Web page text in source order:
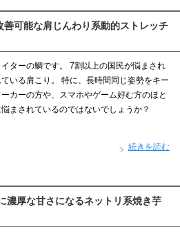
可能な肩じんわり系動的ストレッチ
ターの鯛です。 7割以上の国民が悩まされ
いる肩こり。 特に、長時間同じ姿勢をキー
カーの方や、スマホやゲーム好む方のほと
まされているのではないでしょうか？
続きを読む
濃厚な甘さになるネットリ系焼き芋